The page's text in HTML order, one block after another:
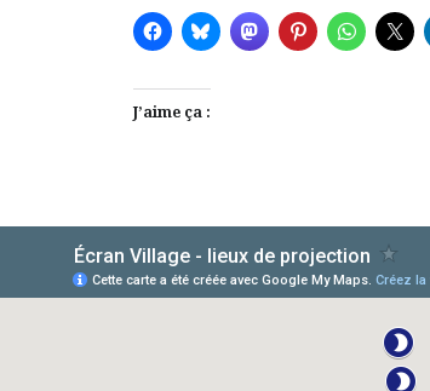
J’aime ça :